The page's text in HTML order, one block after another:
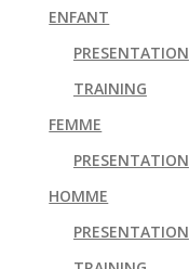
ENFANT
PRESENTATION
TRAINING
FEMME
PRESENTATION
HOMME
PRESENTATION